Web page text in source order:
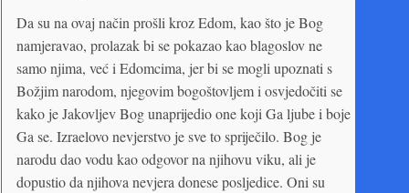
Da su na ovaj način prošli kroz Edom, kao što je Bog
namjeravao, prolazak bi se pokazao kao blagoslov ne
samo njima, već i Edomcima, jer bi se mogli upoznati s
Božjim narodom, njegovim bogoštovljem i osvjedočiti se
kako je Jakovljev Bog unaprijedio one koji Ga ljube i boje
Ga se. Izraelovo nevjerstvo je sve to spriječilo. Bog je
narodu dao vodu kao odgovor na njihovu viku, ali je
dopustio da njihova nevjera donese posljedice. Oni su